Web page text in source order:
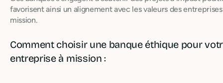
favorisent ainsi un alignement avec les valeurs des
mission.
Comment choisir une banque éthique pour
entreprise à mission :